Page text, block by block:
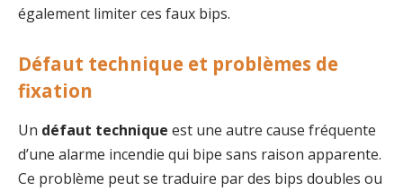
également limiter ces faux bips.
Défaut technique et problèmes de
fixation
Un défaut technique est une autre cause fréquente
d’une alarme incendie qui bipe sans raison apparente.
Ce problème peut se traduire par des bips doubles ou